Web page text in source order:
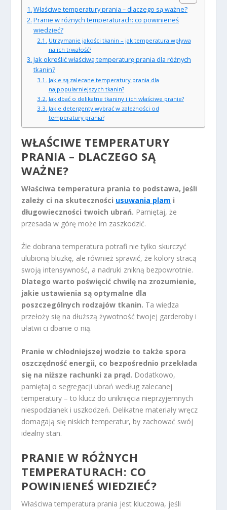
Właściwe temperatury prania – dlaczego są ważne?
Pranie w różnych temperaturach: co powinieneś
wiedzieć?
Utrzymanie jakości tkanin – jak temperatura wpływa
na ich trwałość?
Jak określić właściwą temperaturę prania dla różnych
tkanin?
Jakie są zalecane temperatury prania dla
najpopularniejszych tkanin?
Jak dbać o delikatne tkaniny i ich właściwe pranie?
Jakie detergenty wybrać w zależności od
temperatury prania?
WŁAŚCIWE TEMPERATURY
PRANIA – DLACZEGO SĄ
WAŻNE?
Właściwa temperatura prania to podstawa, jeśli
zależy ci na skuteczności usuwania plam i
długowieczności twoich ubrań. Pamiętaj, że
przesada w górę może im zaszkodzić.
Źle dobrana temperatura potrafi nie tylko skurczyć
ulubioną bluzkę, ale również sprawić, że kolory stracą
swoją intensywność, a nadruki znikną bezpowrotnie.
Dlatego warto poświęcić chwilę na zrozumienie,
jakie ustawienia są optymalne dla
poszczególnych rodzajów tkanin. Ta wiedza
przełoży się na dłuższą żywotność twojej garderoby i
ułatwi ci dbanie o nią.
Pranie w chłodniejszej wodzie to także spora
oszczędność energii, co bezpośrednio przekłada
się na niższe rachunki za prąd. Dodatkowo,
pamiętaj o segregacji ubrań według zalecanej
temperatury – to klucz do uniknięcia nieprzyjemnych
niespodzianek i uszkodzeń. Delikatne materiały wręcz
domagają się niskich temperatur, by zachować swój
idealny stan.
PRANIE W RÓŻNYCH
TEMPERATURACH: CO
POWINIENEŚ WIEDZIEĆ?
Właściwa temperatura prania jest kluczowa, jeśli